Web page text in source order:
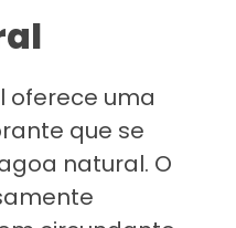
oferece uma
que se
natural. O